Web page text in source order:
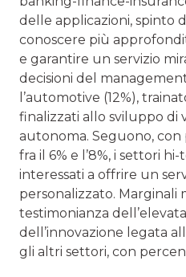
delle applicazioni, spinto
conoscere più
e garantire un servizio
decisioni del
l’automotive (12%),
finalizzati allo sviluppo di
autonoma. Seguono,
fra il 6% e l’8%, i settori
interessati a offrire un
personalizzato. Marginali
testimonianza
dell’innovazione legata
gli altri settori, con